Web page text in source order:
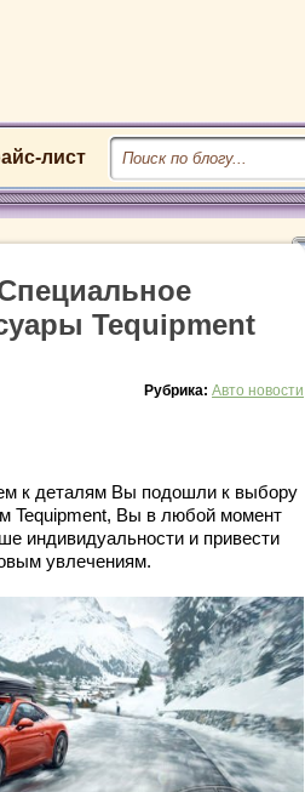
лист
Tequipment
Рубрика: Авто новости
к деталям Вы подошли к выбору
Tequipment, Вы в любой момент
индивидуальности и привести
увлечениям.